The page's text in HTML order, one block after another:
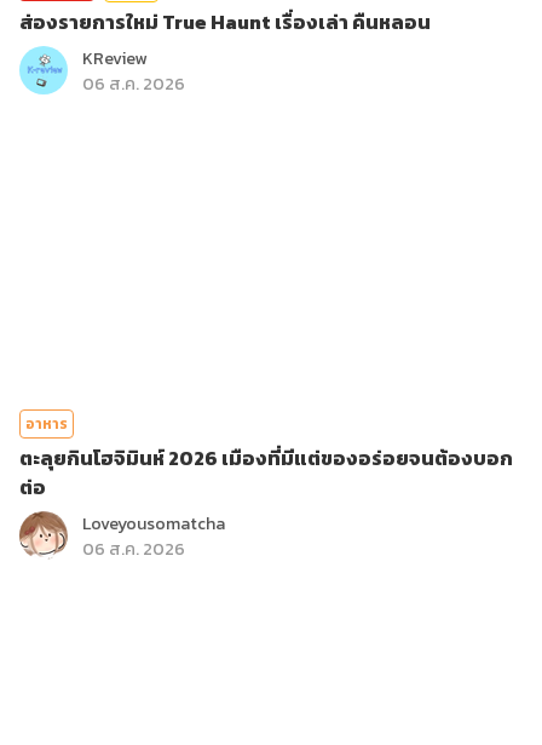
ส่องรายการใหม่ True Haunt เรื่องเล่า คืนหลอน
KReview
06 ส.ค. 2026
อาหาร
ตะลุยกินโฮจิมินห์ 2026 เมืองที่มีแต่ของอร่อยจนต้องบอก
ต่อ
Loveyousomatcha
06 ส.ค. 2026